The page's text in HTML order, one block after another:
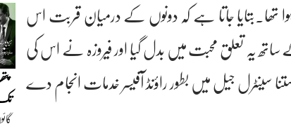
2020 میں جیل سے رہا ہوا تھا۔بتایا جاتا ہے کہ دونوں کے درمیان قربت اس
یہ تعلق محبت میں بدل گیا اور فیروزہ نے اس کی
سینٹرل جیل میں بطور راؤنڈ آفیسر خدمات انجام دے